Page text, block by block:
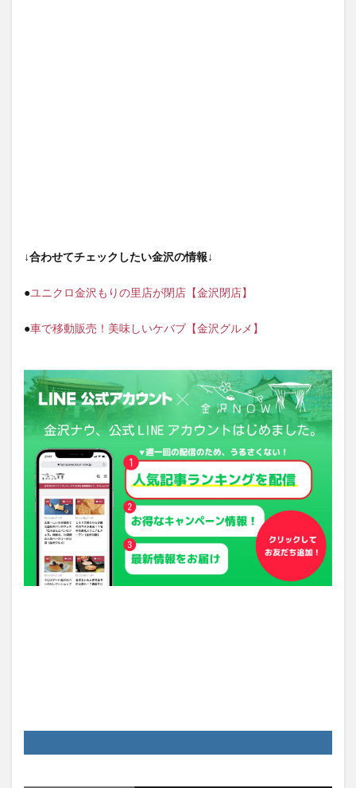
↓合わせてチェックしたい金沢の情報↓
●ユニクロ金沢もりの里店が閉店【金沢閉店】
●車で移動販売！美味しいケバブ【金沢グルメ】